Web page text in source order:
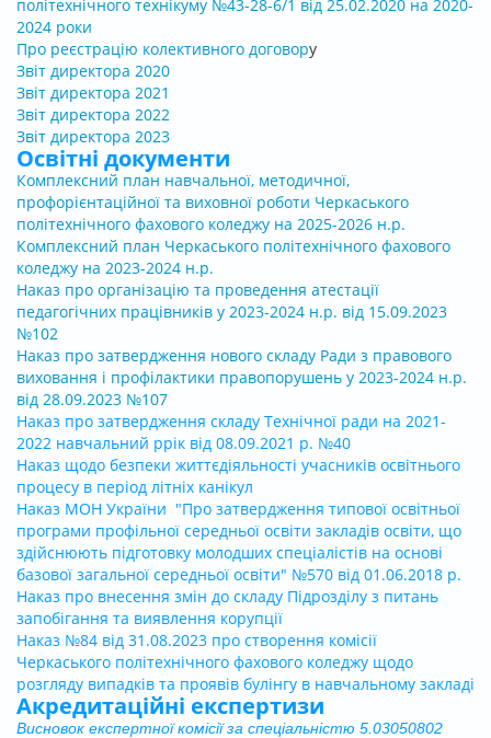
політехнічного технікуму №43-28-6/1 від 25.02.2020 на 2020-
2024 роки
Про реєстрацію колективного договору
Звіт директора 2020
Звіт директора 2021
Звіт директора 2022
Звіт директора 2023
Освітні документи
Комплексний план навчальної, методичної,
профорієнтаційної та виховної роботи Черкаського
політехнічного фахового коледжу на 2025-2026 н.р.
Комплексний план Черкаського політехнічного фахового
коледжу на 2023-2024 н.р.
Наказ про організацію та проведення атестації
педагогічних працівників у 2023-2024 н.р. від 15.09.2023
№102
Наказ про затвердження нового складу Ради з правового
виховання і профілактики правопорушень у 2023-2024 н.р.
від 28.09.2023 №107
Наказ про затвердження складу Технічної ради на 2021-
2022 навчальний ррік від 08.09.2021 р. №40
Наказ щодо безпеки життєдіяльності учасників освітнього
процесу в період літніх канікул
Наказ МОН України "Про затвердження типової освітньої
програми профільної середньої освіти закладів освіти, що
здійснюють підготовку молодших спеціалістів на основі
базової загальної середньої освіти" №570 від 01.06.2018 р.
Наказ про внесення змін до складу Підрозділу з питань
запобігання та виявлення корупції
Наказ №84 від 31.08.2023 про створення комісії
Черкаського політехнічного фахового коледжу щодо
розгляду випадків та проявів булінгу в навчальному закладі
Акредитаційні експертизи
Висновок експертної комісії за спеціальністю 5.03050802